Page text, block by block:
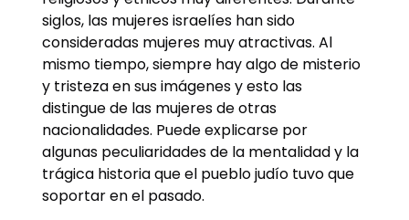
siglos, las mujeres israelíes han sido
consideradas mujeres muy atractivas. Al
mismo tiempo, siempre hay algo de misterio
y tristeza en sus imágenes y esto las
distingue de las mujeres de otras
nacionalidades. Puede explicarse por
algunas peculiaridades de la mentalidad y la
trágica historia que el pueblo judío tuvo que
soportar en el pasado.